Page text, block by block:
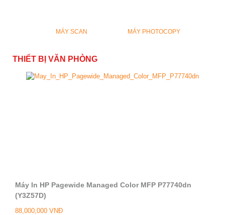
MÁY SCAN MÁY PHOTOCOPY
THIẾT BỊ VĂN PHÒNG
Máy In HP Pagewide Managed Color MFP P77740dn
(Y3Z57D)
88,000,000 VNĐ